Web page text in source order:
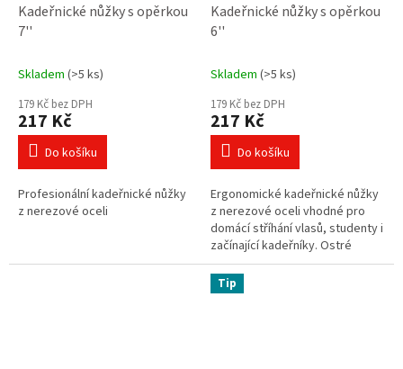
Kadeřnické nůžky s opěrkou
7''
Skladem (>5 ks)
179 Kč bez DPH
217 Kč
Do košíku
Profesionální kadeřnické nůžky
z nerezové oceli
Kadeřnické nůžky s opěrkou
6''
Skladem (>5 ks)
179 Kč bez DPH
217 Kč
Do košíku
Ergonomické kadeřnické nůžky
z nerezové oceli vhodné pro
domácí stříhání vlasů, studenty i
začínající kadeřníky. Ostré
čepele, lehká konstrukce a
pohodlné držení zajistí přesný...
Tip